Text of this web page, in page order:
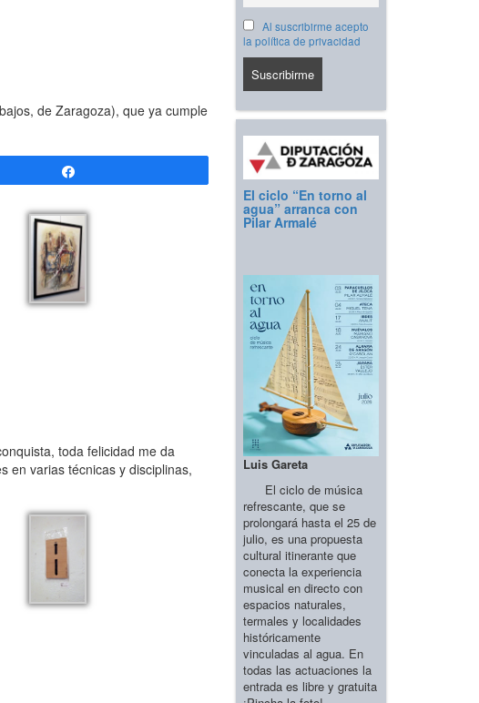
de Zaragoza), que ya cumple
toda felicidad me da
en varias técnicas y disciplinas,
Al suscribirme acepto
la política de privacidad
El ciclo “En torno al
agua” arranca con
Pilar Armalé
Luis Gareta
El ciclo de música
refrescante, que se
prolongará hasta el 25 de
julio, es una propuesta
cultural itinerante que
conecta la experiencia
musical en directo con
espacios naturales,
termales y localidades
históricamente
vinculadas al agua. En
todas las actuaciones la
entrada es libre y gratuita